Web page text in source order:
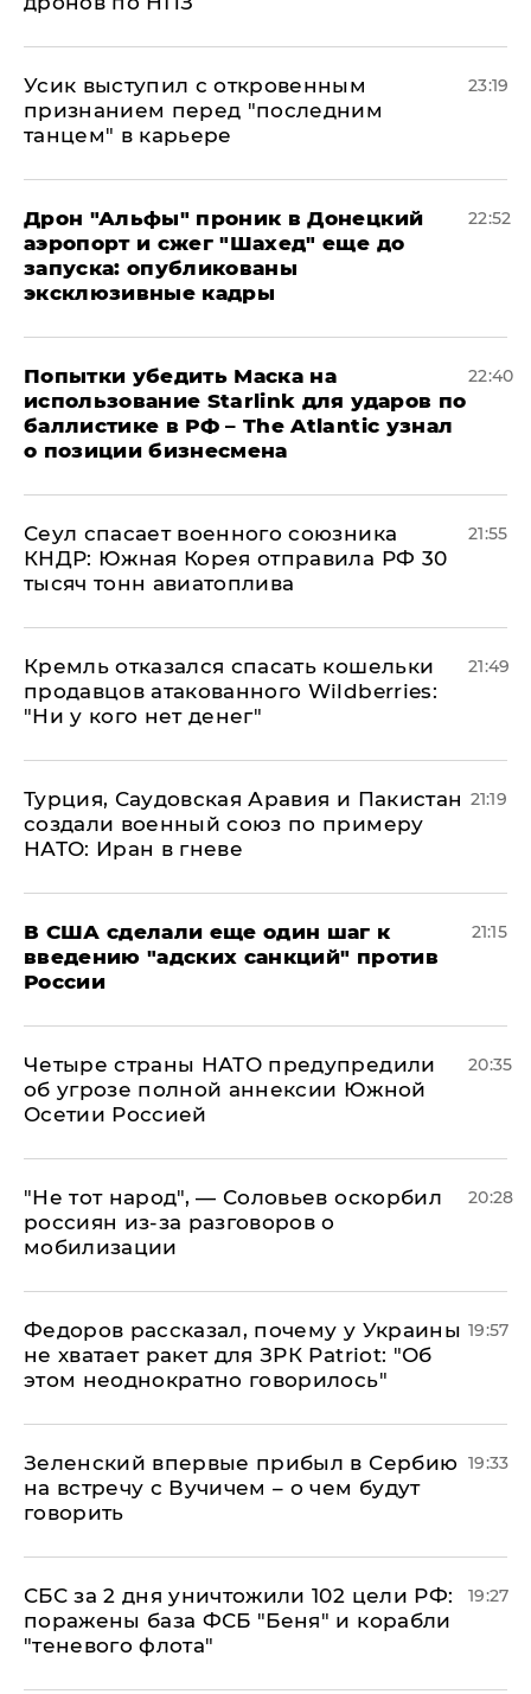
Усик выступил с откровенным
признанием перед "последним
танцем" в карьере
23:19
Дрон "Альфы" проник в Донецкий
аэропорт и сжег "Шахед" еще до
запуска: опубликованы
эксклюзивные кадры
22:52
Попытки убедить Маска на
использование Starlink для ударов по
баллистике в РФ – The Atlantic узнал
о позиции бизнесмена
22:40
​Сеул спасает военного союзника
КНДР: Южная Корея отправила РФ 30
тысяч тонн авиатоплива
21:55
Кремль отказался спасать кошельки
продавцов атакованного Wildberries:
"Ни у кого нет денег"
21:49
Турция, Саудовская Аравия и Пакистан
создали военный союз по примеру
НАТО: Иран в гневе
21:19
В США сделали еще один шаг к
введению "адских санкций" против
России
21:15
Четыре страны НАТО предупредили
об угрозе полной аннексии Южной
Осетии Россией
20:35
​"Не тот народ", — Соловьев оскорбил
россиян из-за разговоров о
мобилизации
20:28
Федоров рассказал, почему у Украины
не хватает ракет для ЗРК Patriot: "Об
этом неоднократно говорилось"
19:57
Зеленский впервые прибыл в Сербию
на встречу с Вучичем – о чем будут
говорить
19:33
СБС за 2 дня уничтожили 102 цели РФ:
поражены база ФСБ "Беня" и корабли
"теневого флота"
19:27